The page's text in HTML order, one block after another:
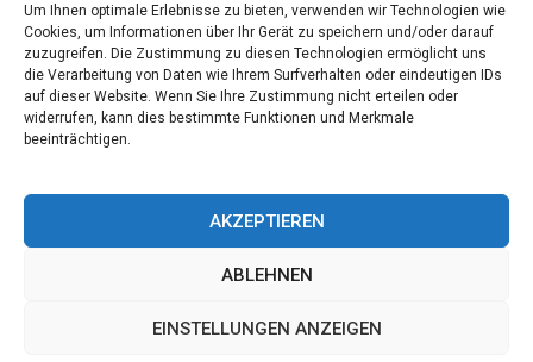
Um Ihnen optimale Erlebnisse zu bieten, verwenden wir Technologien wie
Cookies, um Informationen über Ihr Gerät zu speichern und/oder darauf
zuzugreifen. Die Zustimmung zu diesen Technologien ermöglicht uns
die Verarbeitung von Daten wie Ihrem Surfverhalten oder eindeutigen IDs
auf dieser Website. Wenn Sie Ihre Zustimmung nicht erteilen oder
widerrufen, kann dies bestimmte Funktionen und Merkmale
beeinträchtigen.
AKZEPTIEREN
ABLEHNEN
EINSTELLUNGEN ANZEIGEN
Alles, was Sie über Kork wissen müssen